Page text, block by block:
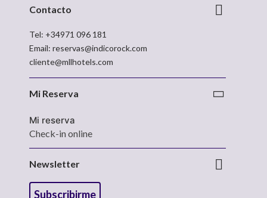
Contacto
Tel: +34971 096 181
Email:reservas@indicorock.com
cliente@mllhotels.com
Mi Reserva
Mi reserva
Check-in online
Newsletter
Subscribirme